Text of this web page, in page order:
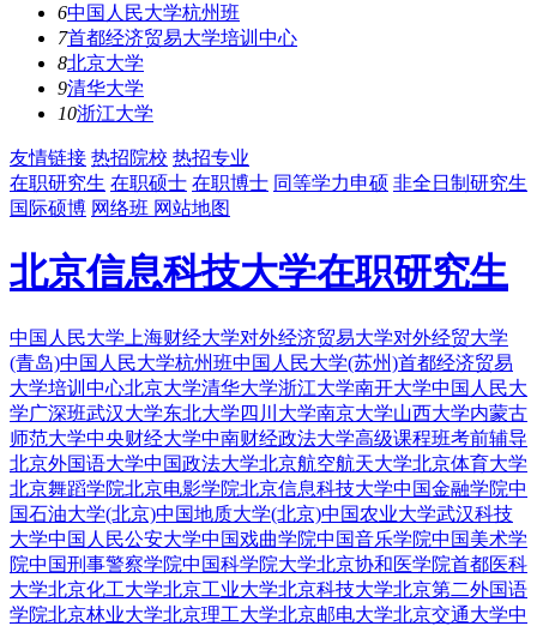
6中国人民大学杭州班
7首都经济贸易大学培训中心
8北京大学
9清华大学
10浙江大学
友情链接 热招院校 热招专业
在职研究生 在职硕士 在职博士 同等学力申硕 非全日制研究生
国际硕博 网络班 网站地图
北京信息科技大学在职研究生
中国人民大学 上海财经大学对外经济贸易大学对外经贸大学
(青岛)中国人民大学杭州班中国人民大学(苏州)首都经济贸易
大学培训中心北京大学清华大学浙江大学南开大学中国人民大
学广深班武汉大学东北大学 四川大学南京大学山西大学内蒙古
师范大学中央财经大学中南财经政法大学高级课程班考前辅导
北京外国语大学中国政法大学北京航空航天大学北京体育大学
北京舞蹈学院北京电影学院北京信息科技大学中国金融学院中
国石油大学(北京)中国地质大学(北京)中国农业大学武汉科技
大学中国人民公安大学中国戏曲学院中国音乐学院中国美术学
院中国刑事警察学院中国科学院大学北京协和医学院首都医科
大学北京化工大学北京工业大学北京科技大学北京第二外国语
学院北京林业大学北京理工大学北京邮电大学北京交通大学中